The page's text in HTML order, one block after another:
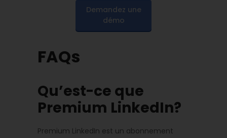
Demandez une
démo
FAQs
Qu’est-ce que
Premium LinkedIn?
Premium LinkedIn est un abonnement